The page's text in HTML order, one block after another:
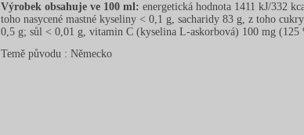
Výrobek obsahuje ve 100 ml: energetická hodnota 1411 kJ/332
toho nasycené mastné kyseliny < 0,1 g, sacharidy 83 g, z toho
0,5 g; sůl < 0,01 g, vitamin C (kyselina L-askorbová) 100 mg (125
Temě původu : Německo